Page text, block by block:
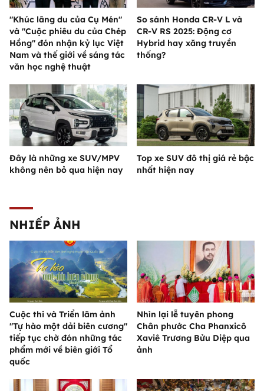
"Khúc lãng du của Cụ Mén"
và "Cuộc phiêu du của Chép
Hồng" đón nhận kỷ lục Việt
Nam và thế giới về sáng tác
văn học nghệ thuật
So sánh Honda CR-V L và
CR-V RS 2025: Động cơ
Hybrid hay xăng truyền
thống?
Đây là những xe SUV/MPV
không nên bỏ qua hiện nay
Top xe SUV đô thị giá rẻ bậc
nhất hiện nay
NHIẾP ẢNH
Cuộc thi và Triển lãm ảnh
"Tự hào một dải biên cương"
tiếp tục chờ đón những tác
phẩm mới về biên giới Tổ
quốc
Nhìn lại lễ tuyên phong
Chân phước Cha Phanxicô
Xaviê Trương Bửu Diệp qua
ảnh